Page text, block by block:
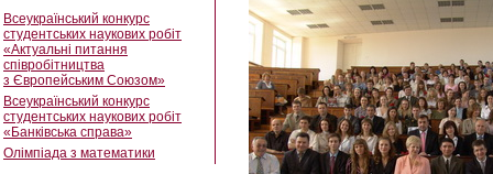
Всеукраїнський конкурс
студентських наукових робіт
«Актуальні питання
співробітництва
з Європейським Союзом»
Всеукраїнський конкурс
студентських наукових робіт
«Банківська справа»
Олімпіада з математики